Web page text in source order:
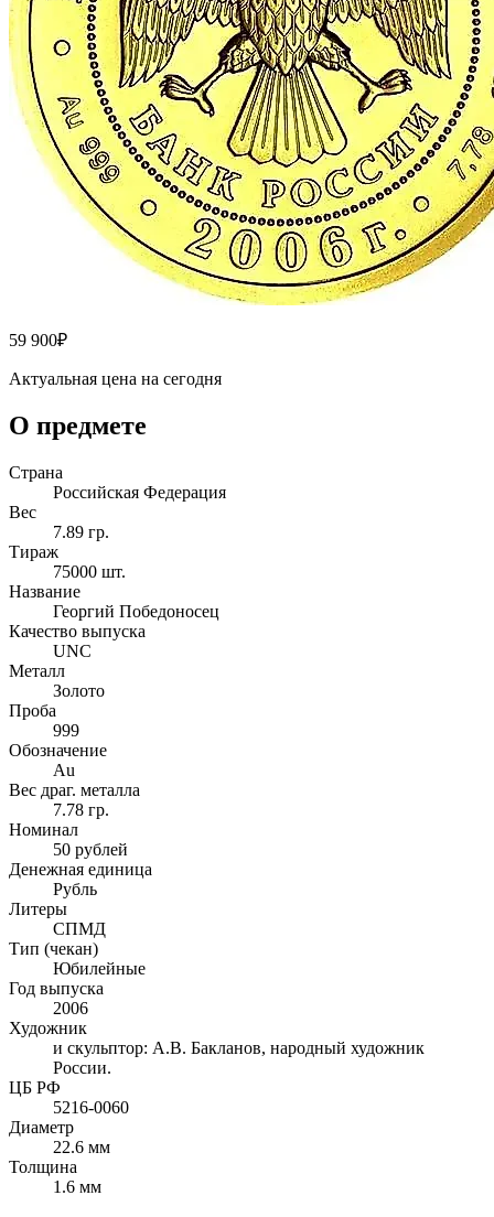
59 900₽
Актуальная цена на сегодня
О предмете
Страна
Российская Федерация
Вес
7.89 гр.
Тираж
75000 шт.
Название
Георгий Победоносец
Качество выпуска
UNC
Металл
Золото
Проба
999
Обозначение
Au
Вес драг. металла
7.78 гр.
Номинал
50 рублей
Денежная единица
Рубль
Литеры
СПМД
Тип (чекан)
Юбилейные
Год выпуска
2006
Художник
и скульптор: А.В. Бакланов, народный художник
России.
ЦБ РФ
5216-0060
Диаметр
22.6 мм
Толщина
1.6 мм